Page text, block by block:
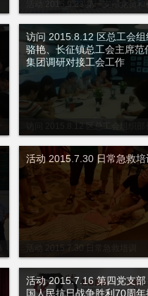
活动 2015.9.23 第一支部党员
访问 2015.8.12 区总工会组织
会工作
访问 2015.8.12 区总工会组
骆艳、长征镇总工会主席范
集团调研对接工会工作
活动 2015.7.30 日常急救培训
活动 2015.7.30 日常急救培
活动 2015.7.16 第四党支
国人民抗日战争胜利70周